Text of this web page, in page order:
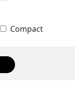
Compact